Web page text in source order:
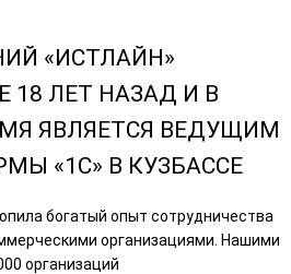
«ИСТЛАЙН»
18 ЛЕТ НАЗАД И В
ЯВЛЯЕТСЯ ВЕДУЩИМ
«1С» В КУЗБАССЕ
богатый опыт сотрудничества
организациями. Нашими
организаций